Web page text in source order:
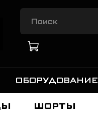
ОБОРУДОВАНИЕ
ШОРТЫ